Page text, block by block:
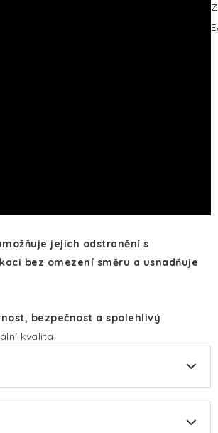
jejich odstranění s
bez omezení směru a usnadňuje
bezpečnost a spolehlivý
kvalita.